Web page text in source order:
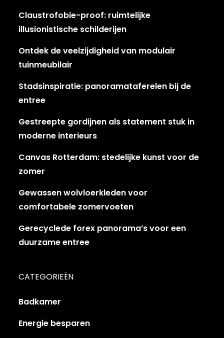
Claustrofobie-proof: ruimtelijke
illusionistische schilderijen
Ontdek de veelzijdigheid van modulair
tuinmeubilair
Stadsinspiratie: panoramataferelen bij de
entree
Gestreepte gordijnen als statement stuk in
moderne interieurs
Canvas Rotterdam: stedelijke kunst voor de
zomer
Gewassen wolvloerkleden voor
comfortabele zomervoeten
Gerecyclede forex panorama’s voor een
duurzame entree
CATEGORIEËN
Badkamer
Energie besparen